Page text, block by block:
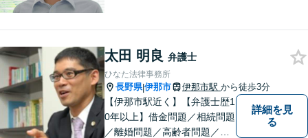
太田 明良 弁護士
ひなた法律事務所
長野県|伊那市 伊那市駅 から徒歩3分
【伊那市駅近く】【弁護士歴1
0年以上】借金問題／相続問題
／離婚問題／高齢者問題／相
詳細を見
る